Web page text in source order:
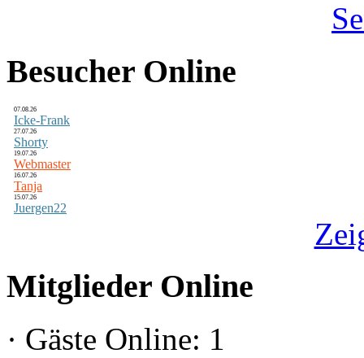
Besucher Online
07.08.26
Icke-Frank
27.07.26
Shorty
19.07.26
Webmaster
16.07.26
Tanja
15.07.26
Juergen22
Mitglieder Online
· Gäste Online: 1